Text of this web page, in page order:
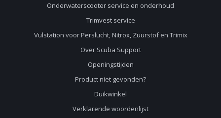
Onderwaterscooter service en onderhoud
Trimvest service
Vulstation voor Perslucht, Nitrox, Zuurstof en Trimix
Over Scuba Support
Openingstijden
Product niet gevonden?
Duikwinkel
Verklarende woordenlijst